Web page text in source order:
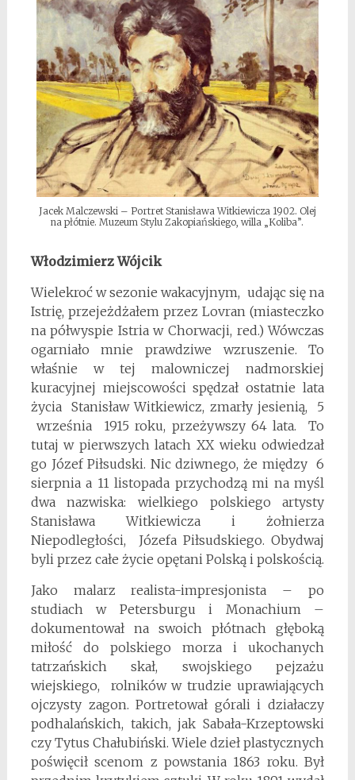
Jacek Malczewski – Portret Stanisława Witkiewicza 1902. Olej
na płótnie. Muzeum Stylu Zakopiańskiego, willa „Koliba”.
Włodzimierz Wójcik
Wielekroć w sezonie wakacyjnym, udając się na
Istrię, przejeżdżałem przez Lovran (miasteczko
na półwyspie Istria w Chorwacji, red.) Wówczas
ogarniało mnie prawdziwe wzruszenie. To
właśnie w tej malowniczej nadmorskiej
kuracyjnej miejscowości spędzał ostatnie lata
życia Stanisław Witkiewicz, zmarły jesienią, 5
września 1915 roku, przeżywszy 64 lata. To
tutaj w pierwszych latach XX wieku odwiedzał
go Józef Piłsudski. Nic dziwnego, że między 6
sierpnia a 11 listopada przychodzą mi na myśl
dwa nazwiska: wielkiego polskiego artysty
Stanisława Witkiewicza i żołnierza
Niepodległości, Józefa Piłsudskiego. Obydwaj
byli przez całe życie opętani Polską i polskością.
Jako malarz realista-impresjonista – po
studiach w Petersburgu i Monachium –
dokumentował na swoich płótnach głęboką
miłość do polskiego morza i ukochanych
tatrzańskich skał, swojskiego pejzażu
wiejskiego, rolników w trudzie uprawiających
ojczysty zagon. Portretował górali i działaczy
podhalańskich, takich, jak Sabała-Krzeptowski
czy Tytus Chałubiński. Wiele dzieł plastycznych
poświęcił scenom z powstania 1863 roku. Był